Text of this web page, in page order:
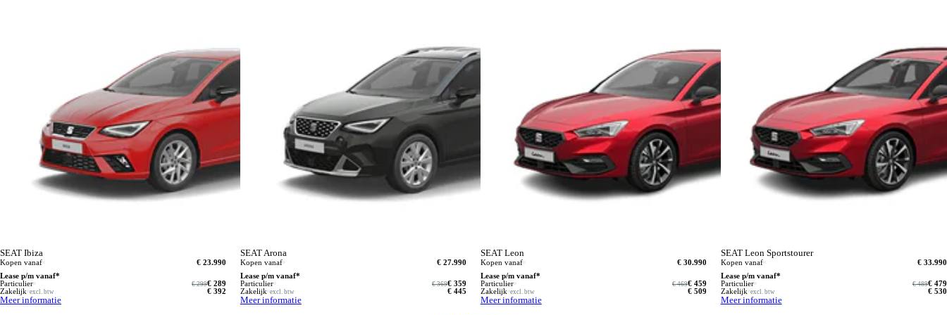
SEAT Ibiza
Kopen vanaf
€ 23.990
Lease p/m vanaf*
Particulier
€ 289
€ 299
Zakelijk excl. btw € 392
Meer informatie
SEAT Arona
Kopen vanaf
€ 27.990
Lease p/m vanaf*
Particulier
€ 359
€ 369
Zakelijk excl. btw € 445
Meer informatie
SEAT Leon
Kopen vanaf
€ 30.990
Lease p/m vanaf*
Particulier
€ 459
€ 469
Zakelijk excl. btw € 509
Meer informatie
SEAT Leon Sportstourer
Kopen vanaf
€ 33.990
Lease p/m vanaf*
Particulier
€ 479
€ 489
Zakelijk excl. btw € 530
Meer informatie